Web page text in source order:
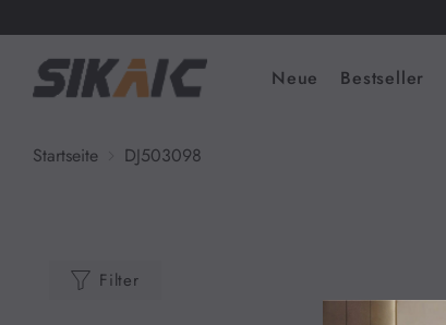
Neue Bestseller
Startseite DJ503098
Filter